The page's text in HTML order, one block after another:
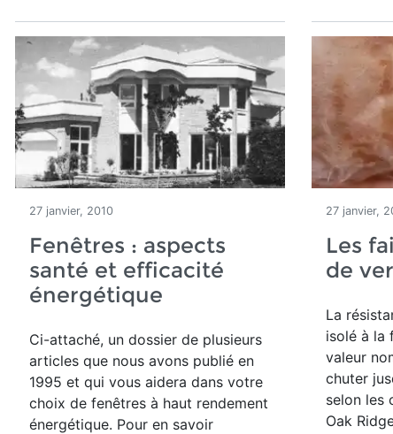
27 janvier, 2010
Fenêtres : aspects
santé et efficacité
énergétique
Ci-attaché, un dossier de plusieurs
articles que nous avons publié en
1995 et qui vous aidera dans votre
choix de fenêtres à haut rendement
énergétique. Pour en savoir
27 janvier,
Les
de
La
isolé à la
valeur
chuter
selon les
Oak